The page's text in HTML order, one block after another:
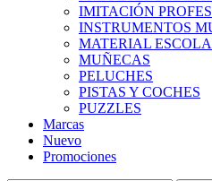
IMITACIÓN
INSTRUMENTOS
MATERIAL
MUÑECAS
PELUCHES
PISTAS Y COCHES
PUZZLES
Marcas
Nuevo
Promociones